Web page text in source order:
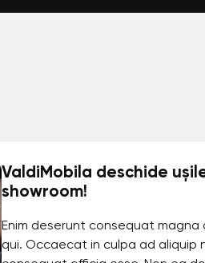
ValdiMobila deschide
showroom!
Enim deserunt consequat magna
qui. Occaecat in culpa ad aliquip